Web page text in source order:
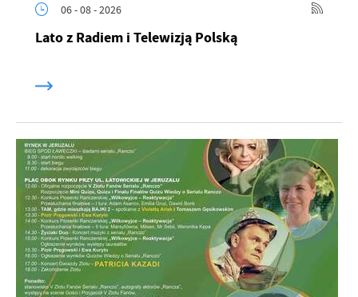
06 - 08 - 2026
Lato z Radiem i Telewizją Polską